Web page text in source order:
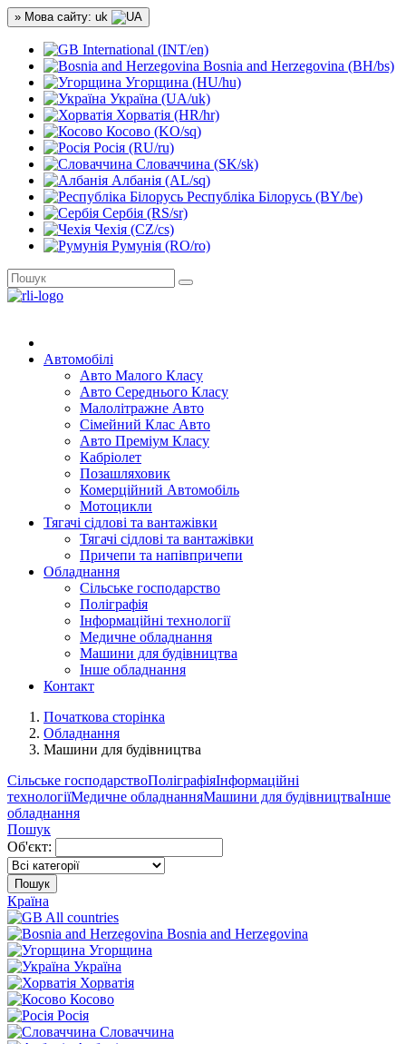
» Мова сайту: uk
International (INT/en)
Bosnia and Herzegovina (BH/bs)
Угорщина (HU/hu)
Україна (UA/uk)
Хорватія (HR/hr)
Косово (KO/sq)
Росія (RU/ru)
Словаччина (SK/sk)
Албанія (AL/sq)
Республіка Білорусь (BY/be)
Сербія (RS/sr)
Чехія (CZ/cs)
Румунія (RO/ro)
Автомобілі
Авто Малого Класу
Авто Середнього Класу
Малолітражне Авто
Сімейний Клас Авто
Авто Преміум Класу
Кабріолет
Позашляховик
Комерційний Автомобіль
Мотоцикли
Тягачі сідлові та вантажівки
Тягачі сідлові та вантажівки
Причепи та напівпричепи
Обладнання
Сільське господарство
Поліграфія
Інформаційні технології
Медичне обладнання
Машини для будівництва
Інше обладнання
Контакт
Початкова сторінка
Обладнання
Машини для будівництва
Сільське господарствоПоліграфіяІнформаційні
технологіїМедичне обладнанняМашини для будівництваІнше
обладнання
Пошук
Об'єкт:
Пошук
Країна
All countries
Bosnia and Herzegovina
Угорщина
Україна
Хорватія
Косово
Росія
Словаччина